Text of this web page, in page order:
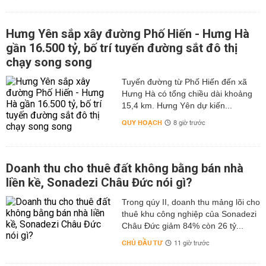
Hưng Yên sắp xây đường Phố Hiến - Hưng Hà
gần 16.500 tỷ, bố trí tuyến đường sắt đô thị
chạy song song
Tuyến đường từ Phố Hiến đến xã
Hưng Hà có tổng chiều dài khoảng
15,4 km. Hưng Yên dự kiến...
QUY HOẠCH 8 giờ trước
Doanh thu cho thuê đất không bằng bán nhà
liền kề, Sonadezi Châu Đức nói gì?
Trong qúy II, doanh thu mảng lõi cho
thuê khu công nghiệp của Sonadezi
Châu Đức giảm 84% còn 26 tỷ...
CHỦ ĐẦU TƯ 11 giờ trước